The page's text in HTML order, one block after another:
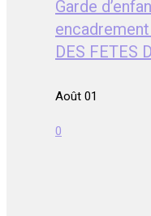
Garde
DES FETES
Août 01
0